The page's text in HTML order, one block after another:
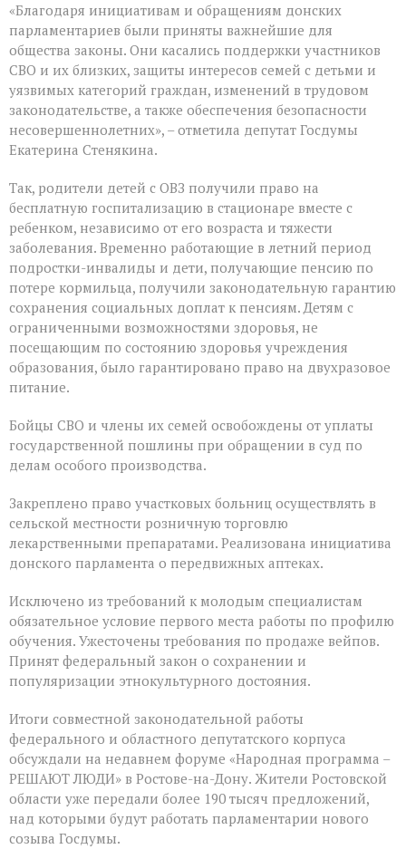
«Благодаря инициативам и обращениям донских
парламентариев были приняты важнейшие для
общества законы. Они касались поддержки участников
СВО и их близких, защиты интересов семей с детьми и
уязвимых категорий граждан, изменений в трудовом
законодательстве, а также обеспечения безопасности
несовершеннолетних», – отметила депутат Госдумы
Екатерина Стенякина.
Так, родители детей с ОВЗ получили право на
бесплатную госпитализацию в стационаре вместе с
ребенком, независимо от его возраста и тяжести
заболевания. Временно работающие в летний период
подростки-инвалиды и дети, получающие пенсию по
потере кормильца, получили законодательную гарантию
сохранения социальных доплат к пенсиям. Детям с
ограниченными возможностями здоровья, не
посещающим по состоянию здоровья учреждения
образования, было гарантировано право на двухразовое
питание.
Бойцы СВО и члены их семей освобождены от уплаты
государственной пошлины при обращении в суд по
делам особого производства.
Закреплено право участковых больниц осуществлять в
сельской местности розничную торговлю
лекарственными препаратами. Реализована инициатива
донского парламента о передвижных аптеках.
Исключено из требований к молодым специалистам
обязательное условие первого места работы по профилю
обучения. Ужесточены требования по продаже вейпов.
Принят федеральный закон о сохранении и
популяризации этнокультурного достояния.
Итоги совместной законодательной работы
федерального и областного депутатского корпуса
обсуждали на недавнем форуме «Народная программа –
РЕШАЮТ ЛЮДИ» в Ростове-на-Дону. Жители Ростовской
области уже передали более 190 тысяч предложений,
над которыми будут работать парламентарии нового
созыва Госдумы.